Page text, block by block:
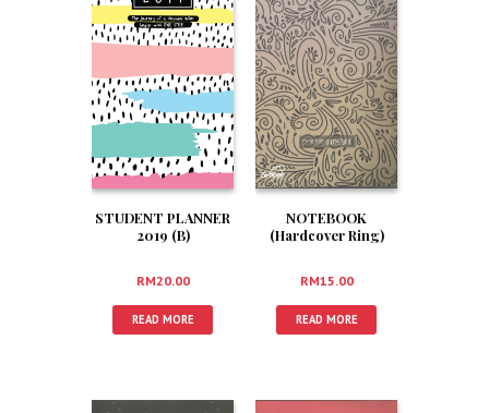
STUDENT PLANNER
2019 (B)
RM20.00
READ MORE
NOTEBOOK
(Hardcover Ring)
RM15.00
READ MORE